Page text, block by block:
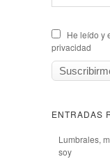
He leído y
privacidad
ENTRADAS
Lumbrales,
soy